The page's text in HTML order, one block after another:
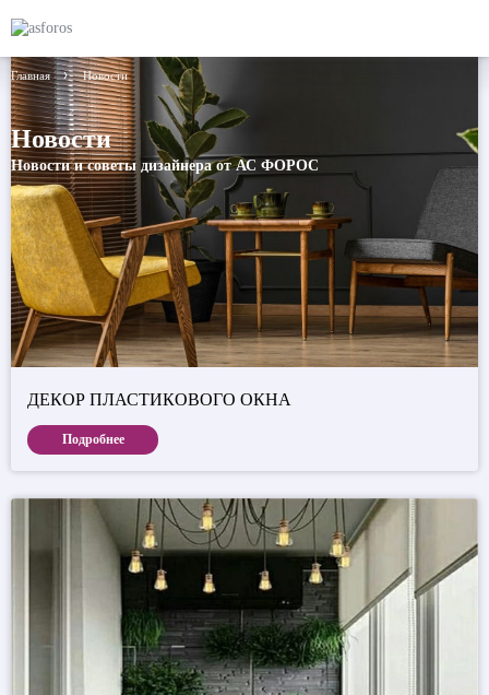
Главная Новости
Новости
Новости и советы дизайнера от АС ФОРОС
ДЕКОР ПЛАСТИКОВОГО ОКНА
Подробнее